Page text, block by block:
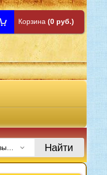
Корзина (0 руб.)
Найти